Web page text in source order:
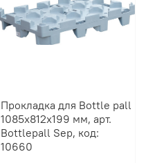
Прокладка для Bottle pall
1085x812x199 мм, арт.
Bottlepall Sep, код:
10660